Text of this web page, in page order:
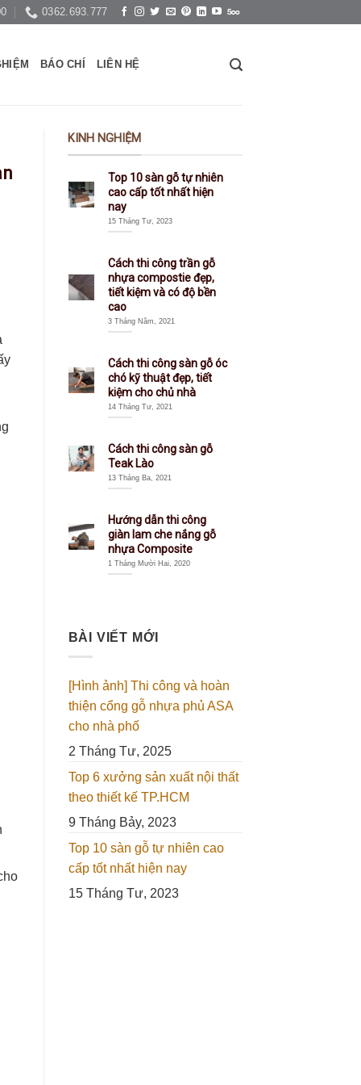
0362.693.777
BÁO CHÍ LIÊN HỆ
KINH NGHIỆM
Top 10 sàn gỗ tự nhiên
cao cấp tốt nhất hiện
nay
15 Tháng Tư, 2023
Cách thi công trần gỗ
nhựa compostie đẹp,
tiết kiệm và có độ bền
cao
3 Tháng Năm, 2021
Cách thi công sàn gỗ óc
chó kỹ thuật đẹp, tiết
kiệm cho chủ nhà
14 Tháng Tư, 2021
Cách thi công sàn gỗ
Teak Lào
13 Tháng Ba, 2021
Hướng dẫn thi công
giàn lam che nắng gỗ
nhựa Composite
1 Tháng Mười Hai, 2020
BÀI VIẾT MỚI
[Hình ảnh] Thi công và hoàn
thiện cổng gỗ nhựa phủ ASA
cho nhà phố
2 Tháng Tư, 2025
Top 6 xưởng sản xuất nội thất
theo thiết kế TP.HCM
9 Tháng Bảy, 2023
Top 10 sàn gỗ tự nhiên cao
cấp tốt nhất hiện nay
15 Tháng Tư, 2023